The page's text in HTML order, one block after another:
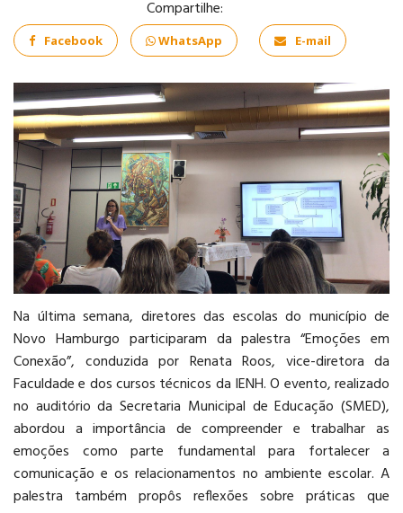
COMÉRCIO
EXTERIOR
INFORMÁTICA
LOGÍSTICA
Compartilhe:
Facebook WhatsApp E-mail
Na última semana, diretores das escolas do município de
Novo Hamburgo participaram da palestra “Emoções em
Conexão”, conduzida por Renata Roos, vice-diretora da
Faculdade e dos cursos técnicos da IENH. O evento, realizado
no auditório da Secretaria Municipal de Educação (SMED),
abordou a importância de compreender e trabalhar as
emoções como parte fundamental para fortalecer a
comunicação e os relacionamentos no ambiente escolar. A
palestra também propôs reflexões sobre práticas que